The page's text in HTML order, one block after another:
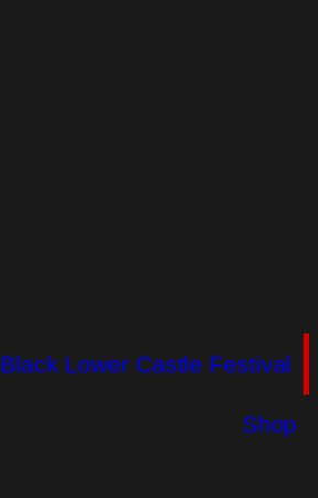
Black Lower Castle Festival
Shop